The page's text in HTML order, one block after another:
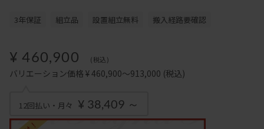
3年保証 組立品 設置組立無料 搬入経路要確認
¥ 460,900 (税込)
バリエーション価格 ¥ 460,900～913,000 (税込)
12回払い・月々 ¥ 38,409 ～